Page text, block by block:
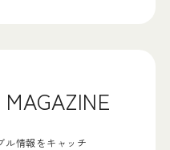
ル情報をキャッチ